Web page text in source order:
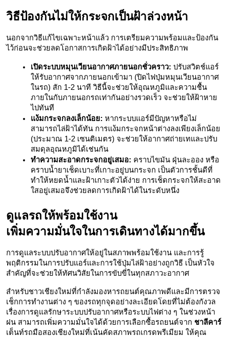
วิธีป้องกันไม่ให้กระจกเป็นฝ้าล่วงหน้า
นอกจากวิธีแก้ไขเฉพาะหน้าแล้ว การเตรียมความพร้อมและป้องกัน
ไว้ก่อนจะช่วยลดโอกาสการเกิดฝ้าได้อย่างมีประสิทธิภาพ
เปิดระบบหมุนเวียนอากาศภายนอกชั่วคราว: ปรับสวิตช์แอร์
ให้รับอากาศจากภายนอกเข้ามา (ปิดไฟปุ่มหมุนเวียนอากาศ
ในรถ) สัก 1-2 นาที วิธีนี้จะช่วยให้อุณหภูมิและความชื้น
ภายในกับภายนอกรถเท่ากันอย่างรวดเร็ว จะช่วยให้ฝ้าหาย
ไปทันที
แง้มกระจกลงเล็กน้อย: หากระบบแอร์มีปัญหาหรือไม่
สามารถไล่ฝ้าได้ทัน การแง้มกระจกหน้าต่างลงเพียงเล็กน้อย
(ประมาณ 1-2 เซนติเมตร) จะช่วยให้อากาศถ่ายเทและปรับ
สมดุลอุณหภูมิได้เช่นกัน
ทำความสะอาดกระจกอยู่เสมอ: คราบไขมัน ฝุ่นละออง หรือ
คราบน้ำยาเช็ดเบาะที่เกาะอยู่บนกระจก เป็นตัวการชั้นดีที่
ทำให้หยดน้ำและฝ้าเกาะตัวได้ง่าย การเช็ดกระจกให้สะอาด
ใสอยู่เสมอจึงช่วยลดการเกิดฝ้าได้ในระดับหนึ่ง
ดูแลรถให้พร้อมใช้งาน
เพิ่มความมั่นใจในการเดินทางได้มากขึ้น
การดูแลระบบปรับอากาศให้อยู่ในสภาพพร้อมใช้งาน และการรู้
พฤติกรรมในการปรับแอร์และการใช้ปุ่มไล่ฝ้าอย่างถูกวิธี เป็นหัวใจ
สำคัญที่จะช่วยให้ทัศนวิสัยในการขับขี่ในทุกสภาวะอากาศ
สำหรับชาวเชียงใหม่ที่กำลังมองหารถยนต์คุณภาพดีและมีการตรวจ
เช็กการทำงานต่าง ๆ ของรถทุกจุดอย่างละเอียดโดยที่ไม่ต้องกังวล
เรื่องการดูแลรักษาระบบปรับอากาศหรือระบบไฟต่าง ๆ ในช่วงหน้า
ฝน สามารถเพิ่มความมั่นใจได้ด้วยการเลือกซื้อรถยนต์จาก ชาลีคาร์
เต็นท์รถมือสองเชียงใหม่ที่เน้นคัดสภาพรถเกรดพรีเมียม ให้คุณ